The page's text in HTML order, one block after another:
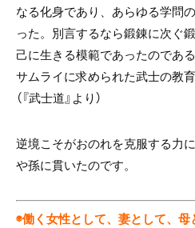
なる化身であり、あらゆる学問
った。別言するなら鍛錬に次ぐ
己に生きる模範であったのであ
サムライに求められた武士の教
（『武士道』より）
逆境こそがおのれを克服する力
や孫に貫いたのです。
◉働く女性として、妻として、